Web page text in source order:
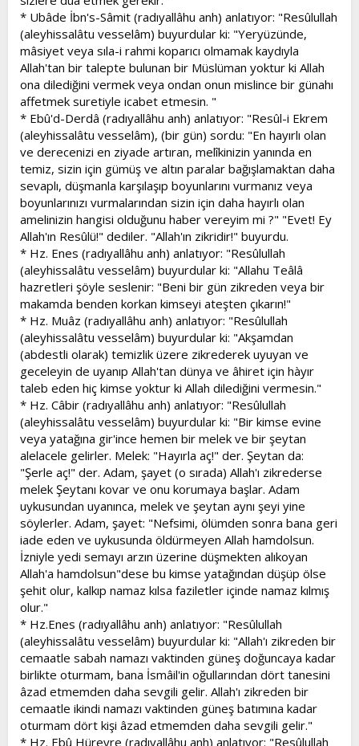
* Ubâde İbn's-Sâmit (radıyallâhu anh) anlatıyor: "Resûlullah
(aleyhissalâtu vesselâm) buyurdular ki: "Yeryüzünde,
mâsiyet veya sıla-i rahmi koparıcı olmamak kaydıyla
Allah'tan bir talepte bulunan bir Müslüman yoktur ki Allah
ona dilediğini vermek veya ondan onun mislince bir günahı
affetmek suretiyle icabet etmesin. "
* Ebû'd-Derdâ (radıyallâhu anh) anlatıyor: "Resûl-i Ekrem
(aleyhissalâtu vesselâm), (bir gün) sordu: "En hayırlı olan
ve derecenizi en ziyade artıran, melîkinizin yanında en
temiz, sizin için gümüş ve altın paralar bağışlamaktan daha
sevaplı, düşmanla karşılaşıp boyunlarını vurmanız veya
boyunlarınızı vurmalarından sizin için daha hayırlı olan
amelinizin hangisi olduğunu haber vereyim mi ?" "Evet! Ey
Allah'ın Resûlü!" dediler. "Allah'ın zikridir!" buyurdu.
* Hz. Enes (radıyallâhu anh) anlatıyor: "Resûlullah
(aleyhissalâtu vesselâm) buyurdular ki: "Allahu Teâlâ
hazretleri şöyle seslenir: "Beni bir gün zikreden veya bir
makamda benden korkan kimseyi ateşten çıkarın!"
* Hz. Muâz (radıyallâhu anh) anlatıyor: "Resûlullah
(aleyhissalâtu vesselâm) buyurdular ki: "Akşamdan
(abdestli olarak) temizlik üzere zikrederek uyuyan ve
geceleyin de uyanıp Allah'tan dünya ve âhiret için hàyır
taleb eden hiç kimse yoktur ki Allah dilediğini vermesin."
* Hz. Câbir (radıyallâhu anh) anlatıyor: "Resûlullah
(aleyhissalâtu vesselâm) buyurdular ki: "Bir kimse evine
veya yatağına gir'ince hemen bir melek ve bir şeytan
alelacele gelirler. Melek: "Hayırla aç!" der. Şeytan da:
"Şerle aç!" der. Adam, şayet (o sırada) Allah'ı zikrederse
melek Şeytanı kovar ve onu korumaya başlar. Adam
uykusundan uyanınca, melek ve şeytan aynı şeyi yine
söylerler. Adam, şayet: "Nefsimi, ölümden sonra bana geri
iade eden ve uykusunda öldürmeyen Allah hamdolsun.
İzniyle yedi semayı arzın üzerine düşmekten alıkoyan
Allah'a hamdolsun"dese bu kimse yatağından düşüp ölse
şehit olur, kalkıp namaz kılsa faziletler içinde namaz kılmış
olur."
* Hz.Enes (radıyallâhu anh) anlatıyor: "Resûlullah
(aleyhissalâtu vesselâm) buyurdular ki: "Allah'ı zikreden bir
cemaatle sabah namazı vaktinden güneş doğuncaya kadar
birlikte oturmam, bana İsmâil'in oğullarından dört tanesini
âzad etmemden daha sevgili gelir. Allah'ı zikreden bir
cemaatle ikindi namazı vaktinden güneş batımına kadar
oturmam dört kişi âzad etmemden daha sevgili gelir."
* Hz. Ebû Hüreyre (radıyallâhu anh) anlatıyor: "Resûlullah